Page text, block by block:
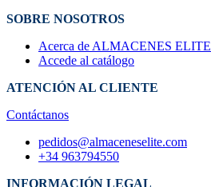
SOBRE NOSOTROS
Acerca de ALMACENES ELITE
Accede al catálogo
ATENCIÓN AL CLIENTE
Contáctanos
pedidos@almaceneselite.com
+34 963794550
INFORMACIÓN LEGAL